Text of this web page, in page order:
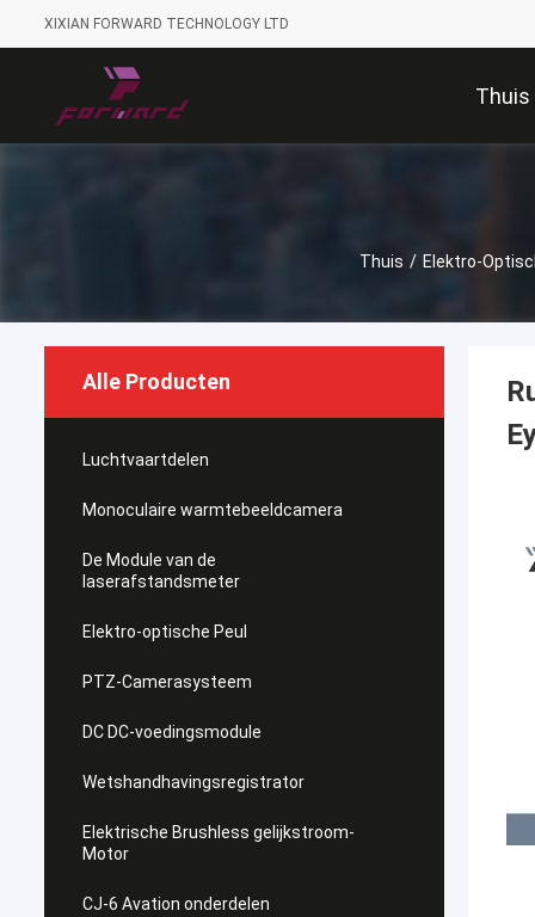
XIXIAN FORWARD TECHNOLOGY LTD
Thuis
Thuis / Elektro-
Alle Producten
Luchtvaartdelen
Monoculaire warmtebeeldcamera
De Module van de
laserafstandsmeter
Elektro-optische Peul
PTZ-Camerasysteem
DC DC-voedingsmodule
Wetshandhavingsregistrator
Elektrische Brushless gelijkstroom-
Motor
CJ-6 Avation onderdelen